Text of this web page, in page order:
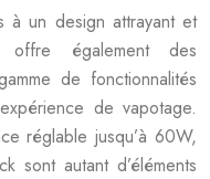
un design attrayant et
également des
de fonctionnalités
de vapotage.
réglable jusqu’à 60W,
sont autant d’éléments